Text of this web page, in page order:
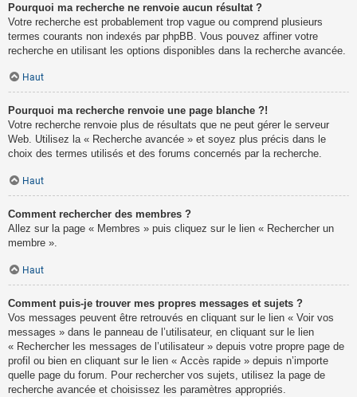
Pourquoi ma recherche ne renvoie aucun résultat ?
Votre recherche est probablement trop vague ou comprend plusieurs
termes courants non indexés par phpBB. Vous pouvez affiner votre
recherche en utilisant les options disponibles dans la recherche avancée.
Haut
Pourquoi ma recherche renvoie une page blanche ?!
Votre recherche renvoie plus de résultats que ne peut gérer le serveur
Web. Utilisez la « Recherche avancée » et soyez plus précis dans le
choix des termes utilisés et des forums concernés par la recherche.
Haut
Comment rechercher des membres ?
Allez sur la page « Membres » puis cliquez sur le lien « Rechercher un
membre ».
Haut
Comment puis-je trouver mes propres messages et sujets ?
Vos messages peuvent être retrouvés en cliquant sur le lien « Voir vos
messages » dans le panneau de l’utilisateur, en cliquant sur le lien
« Rechercher les messages de l’utilisateur » depuis votre propre page de
profil ou bien en cliquant sur le lien « Accès rapide » depuis n’importe
quelle page du forum. Pour rechercher vos sujets, utilisez la page de
recherche avancée et choisissez les paramètres appropriés.